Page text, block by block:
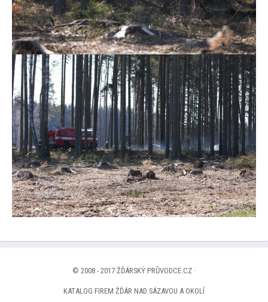
© 2008 - 2017 ŽĎÁRSKÝ PRŮVODCE.CZ ·
KATALOG FIREM ŽĎÁR NAD SÁZAVOU A OKOLÍ